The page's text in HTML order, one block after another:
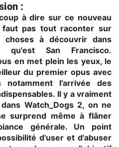
:
à dire sur ce nouveau
faut pas tout raconter sur
à découvrir dans
qu'est San Francisco.
en met plein les yeux, le
du premier opus avec
l'arrivée des
Il y a vraiment
Watch_Dogs 2, on ne
surprend même à flâner
générale. Un point
d'user et d'abuser